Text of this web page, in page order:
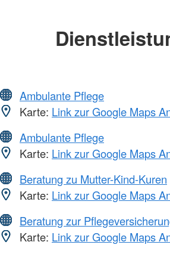
Ambulante Pflege
Karte: Link zur Google Maps
Ambulante Pflege
Karte: Link zur Google Maps
Beratung zu Mutter-Kind-Kuren
Karte: Link zur Google Maps
Beratung zur
Karte: Link zur Google Maps